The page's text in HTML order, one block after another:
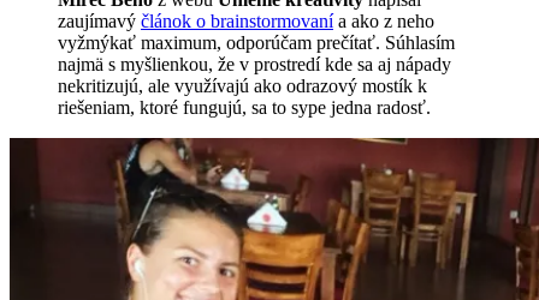
zaujímavý článok o brainstormovaní a ako z neho
vyžmýkať maximum, odporúčam prečítať. Súhlasím
najmä s myšlienkou, že v prostredí kde sa aj nápady
nekritizujú, ale využívajú ako odrazový mostík k
riešeniam, ktoré fungujú, sa to sype jedna radosť.